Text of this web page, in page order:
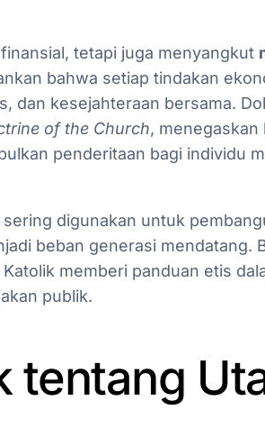
tetapi juga menyangkut
bahwa setiap tindakan
dan kesejahteraan bersama.
of the Church, menegaskan
penderitaan bagi individu
digunakan untuk
beban generasi mendatang.
memberi panduan etis
publik.
tentang